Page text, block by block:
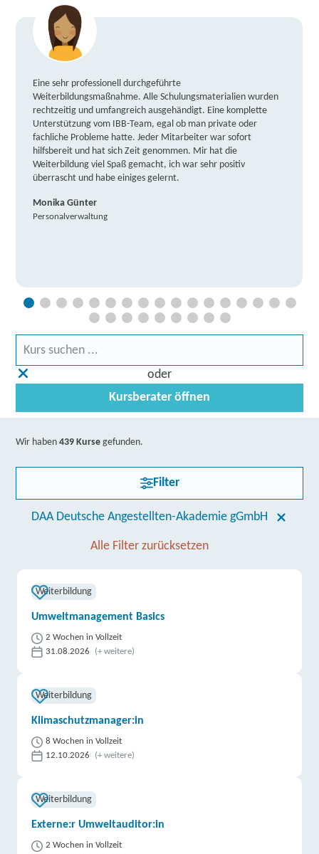
Eine sehr professionell durchgeführte
Weiterbildungsmaßnahme. Alle Schulungsmaterialien wurden
rechtzeitig und umfangreich ausgehändigt. Eine komplette
Unterstützung vom IBB-Team, egal ob man private oder
fachliche Probleme hatte. Jeder Mitarbeiter war sofort
hilfsbereit und hat sich Zeit genommen. Mir hat die
Weiterbildung viel Spaß gemacht, ich war sehr positiv
überrascht und habe einiges gelernt.
Monika Günter
Personalverwaltung
oder
Kursberater öffnen
Wir haben439 Kurse gefunden.
Filter
DAA Deutsche Angestellten-Akademie gGmbH
Alle Filter zurücksetzen
Weiterbildung
Umweltmanagement Basics
2 Wochen in Vollzeit
31.08.2026
(+ weitere)
Weiterbildung
Klimaschutzmanager:in
8 Wochen in Vollzeit
12.10.2026
(+ weitere)
Weiterbildung
Externe:r Umweltauditor:in
2 Wochen in Vollzeit